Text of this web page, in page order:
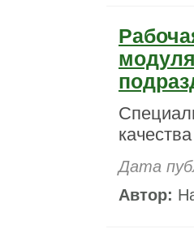
Дата
Автор: